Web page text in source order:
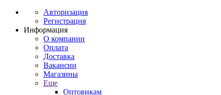
Авторизация
Регистрация
Информация
О компании
Оплата
Доставка
Вакансии
Магазины
Еще
Оптовикам